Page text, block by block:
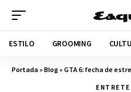
ESTILO GROOMING
Portada»Blog»GTA 6: fecha de estreno y